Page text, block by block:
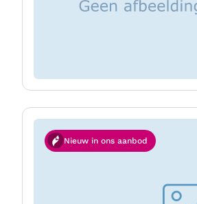
Nieuw in ons aanbod